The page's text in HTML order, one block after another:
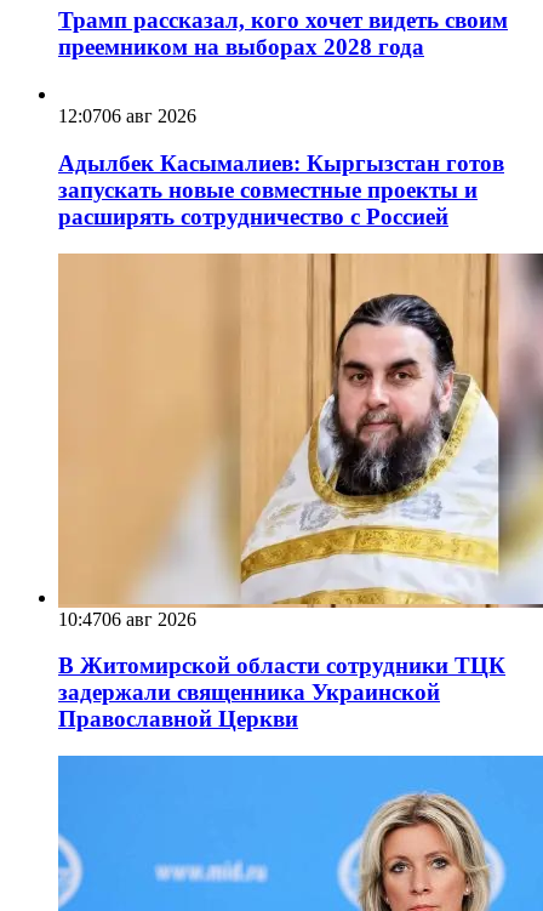
Трамп рассказал, кого хочет видеть своим
преемником на выборах 2028 года
12:0706 авг 2026
Адылбек Касымалиев: Кыргызстан готов
запускать новые совместные проекты и
расширять сотрудничество с Россией
10:4706 авг 2026
В Житомирской области сотрудники ТЦК
задержали священника Украинской
Православной Церкви